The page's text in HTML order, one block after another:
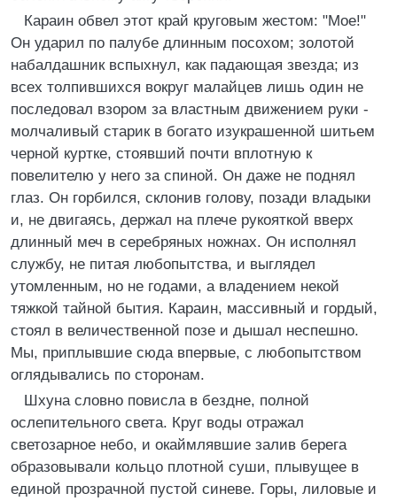
Караин обвел этот край круговым жестом: "Мое!"
Он ударил по палубе длинным посохом; золотой
набалдашник вспыхнул, как падающая звезда; из
всех толпившихся вокруг малайцев лишь один не
последовал взором за властным движением руки -
молчаливый старик в богато изукрашенной шитьем
черной куртке, стоявший почти вплотную к
повелителю у него за спиной. Он даже не поднял
глаз. Он горбился, склонив голову, позади владыки
и, не двигаясь, держал на плече рукояткой вверх
длинный меч в серебряных ножнах. Он исполнял
службу, не питая любопытства, и выглядел
утомленным, но не годами, а владением некой
тяжкой тайной бытия. Караин, массивный и гордый,
стоял в величественной позе и дышал неспешно.
Мы, приплывшие сюда впервые, с любопытством
оглядывались по сторонам.
Шхуна словно повисла в бездне, полной
ослепительного света. Круг воды отражал
светозарное небо, и окаймлявшие залив берега
образовывали кольцо плотной суши, плывущее в
единой прозрачной пустой синеве. Горы, лиловые и